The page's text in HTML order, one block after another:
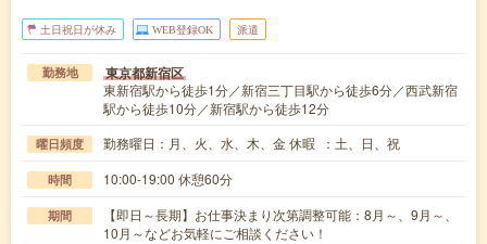
土日祝日が休み WEB登録OK 派遣
勤務地 東京都新宿区
東新宿駅から徒歩1分／新宿三丁目駅から徒歩6分／西武新宿
駅から徒歩10分／新宿駅から徒歩12分
曜日頻度 勤務曜日：月、火、水、木、金 休暇 ：土、日、祝
時間 10:00-19:00 休憩60分
期間
【即日～長期】お仕事決まり次第調整可能：8月～、9月～、
10月～などお気軽にご相談ください！